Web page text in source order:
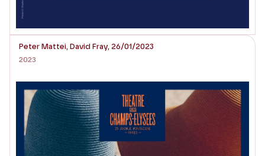
Peter Mattei, David Fray, 26/01/2023
2023